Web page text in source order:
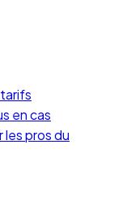
en cas
les pros du